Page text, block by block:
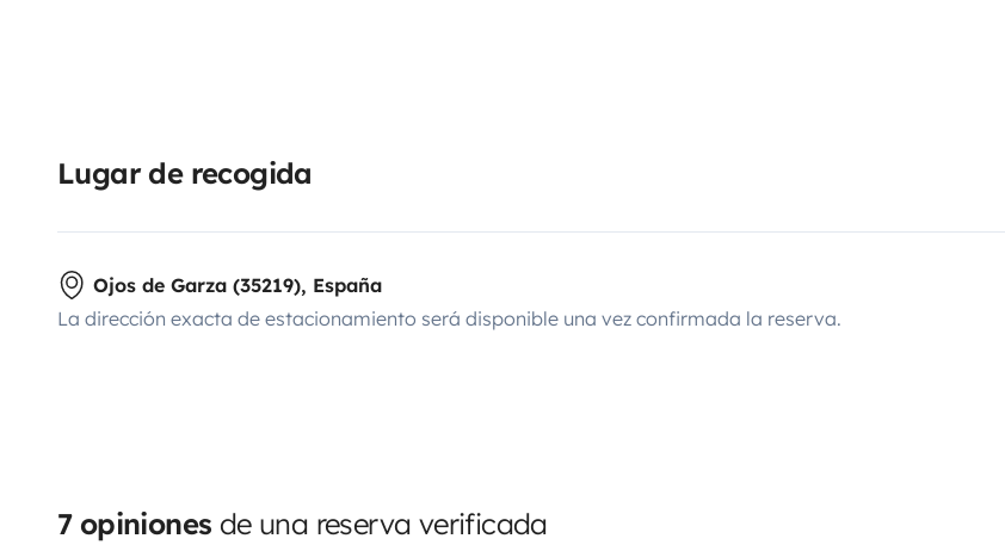
Lugar de recogida
Ojos de Garza (35219), España
La dirección exacta de estacionamiento será disponible una vez confirmada la reserva.
7 opiniones de una reserva verificada